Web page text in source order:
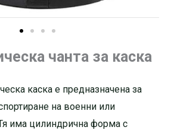
чанта за каска
каска е предназначена за
на военни или
има цилиндрична форма с